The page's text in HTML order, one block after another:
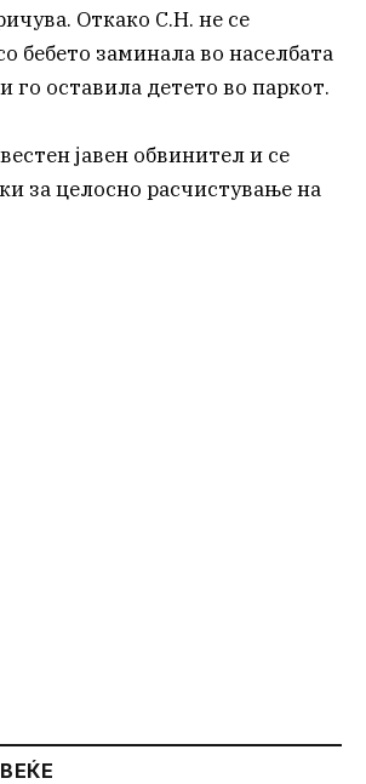
Откако С.Н. не се
бебето заминала во населбата
го оставила детето во паркот.
јавен обвинител и се
за целосно расчистување на